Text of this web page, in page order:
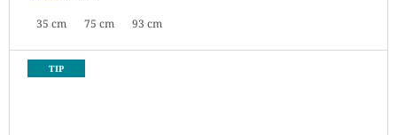
35 cm 75 cm 93 cm
TIP